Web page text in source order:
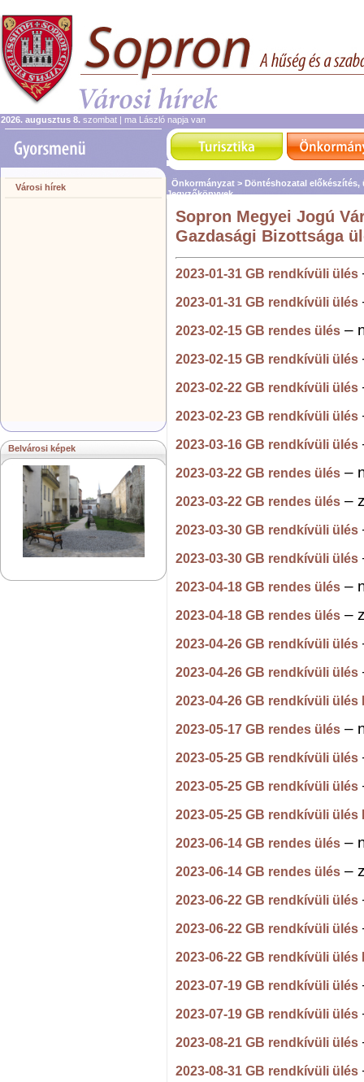
2026. augusztus 8. szombat | ma László napja van
Városi hírek
Belvárosi képek
Önkormányzat > Döntéshozatal előkészítés,
Jegyzőkönyvek
Sopron Megyei Jogú
Gazdasági Bizottsága
2023-01-31 GB rendkívüli ülés
2023-01-31 GB rendkívüli ülés
2023-02-15 GB rendes ülés –
2023-02-15 GB rendkívüli ülés
2023-02-22 GB rendkívüli ülés
2023-02-23 GB rendkívüli ülés
2023-03-16 GB rendkívüli ülés
2023-03-22 GB rendes ülés –
2023-03-22 GB rendes ülés –
2023-03-30 GB rendkívüli ülés
2023-03-30 GB rendkívüli ülés
2023-04-18 GB rendes ülés –
2023-04-18 GB rendes ülés –
2023-04-26 GB rendkívüli ülés
2023-04-26 GB rendkívüli ülés
2023-04-26 GB rendkívüli ülés
2023-05-17 GB rendes ülés –
2023-05-25 GB rendkívüli ülés
2023-05-25 GB rendkívüli ülés
2023-05-25 GB rendkívüli ülés
2023-06-14 GB rendes ülés –
2023-06-14 GB rendes ülés –
2023-06-22 GB rendkívüli ülés
2023-06-22 GB rendkívüli ülés
2023-06-22 GB rendkívüli ülés
2023-07-19 GB rendkívüli ülés
2023-07-19 GB rendkívüli ülés
2023-08-21 GB rendkívüli ülés
2023-08-31 GB rendkívüli ülés